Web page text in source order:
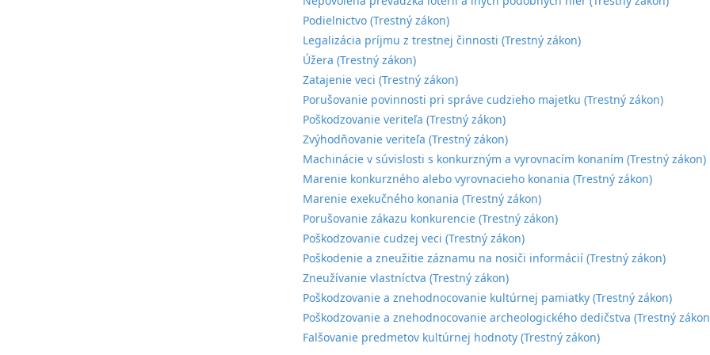
Podielnictvo (Trestný zákon)
Legalizácia príjmu z trestnej činnosti (Trestný zákon)
Úžera (Trestný zákon)
Zatajenie veci (Trestný zákon)
Porušovanie povinnosti pri správe cudzieho majetku (Trestný zákon)
Poškodzovanie veriteľa (Trestný zákon)
Zvýhodňovanie veriteľa (Trestný zákon)
Machinácie v súvislosti s konkurzným a vyrovnacím konaním (Trestný zákon)
Marenie konkurzného alebo vyrovnacieho konania (Trestný zákon)
Marenie exekučného konania (Trestný zákon)
Porušovanie zákazu konkurencie (Trestný zákon)
Poškodzovanie cudzej veci (Trestný zákon)
Poškodenie a zneužitie záznamu na nosiči informácií (Trestný zákon)
Zneužívanie vlastníctva (Trestný zákon)
Poškodzovanie a znehodnocovanie kultúrnej pamiatky (Trestný zákon)
Poškodzovanie a znehodnocovanie archeologického dedičstva (Trestný
Falšovanie predmetov kultúrnej hodnoty (Trestný zákon)